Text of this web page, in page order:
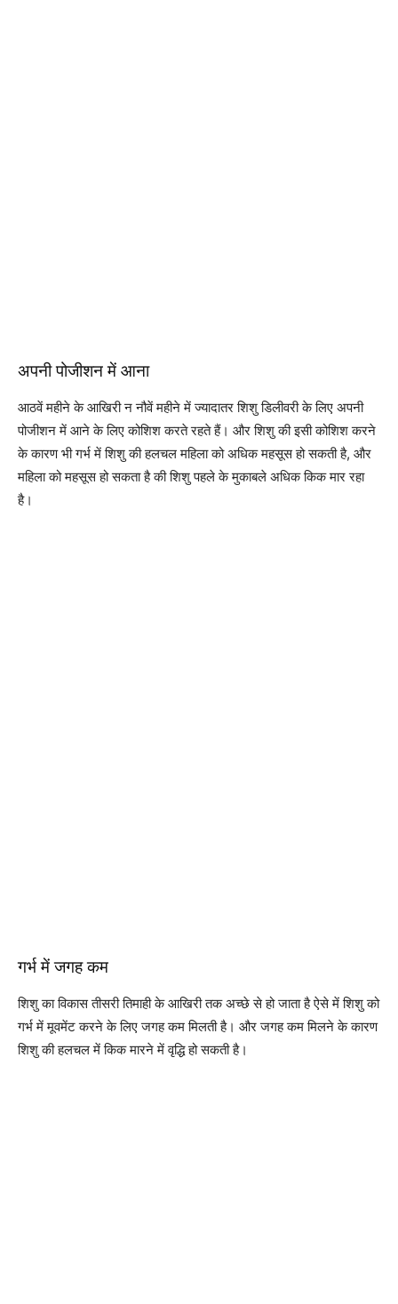
अपनी पोजीशन में आना
आठवें महीने के आखिरी न नौवें महीने में ज्यादातर शिशु डिलीवरी के लिए अपनी
पोजीशन में आने के लिए कोशिश करते रहते हैं। और शिशु की इसी कोशिश करने
के कारण भी गर्भ में शिशु की हलचल महिला को अधिक महसूस हो सकती है, और
महिला को महसूस हो सकता है की शिशु पहले के मुकाबले अधिक किक मार रहा
है।
गर्भ में जगह कम
शिशु का विकास तीसरी तिमाही के आखिरी तक अच्छे से हो जाता है ऐसे में शिशु को
गर्भ में मूवमेंट करने के लिए जगह कम मिलती है। और जगह कम मिलने के कारण
शिशु की हलचल में किक मारने में वृद्धि हो सकती है।